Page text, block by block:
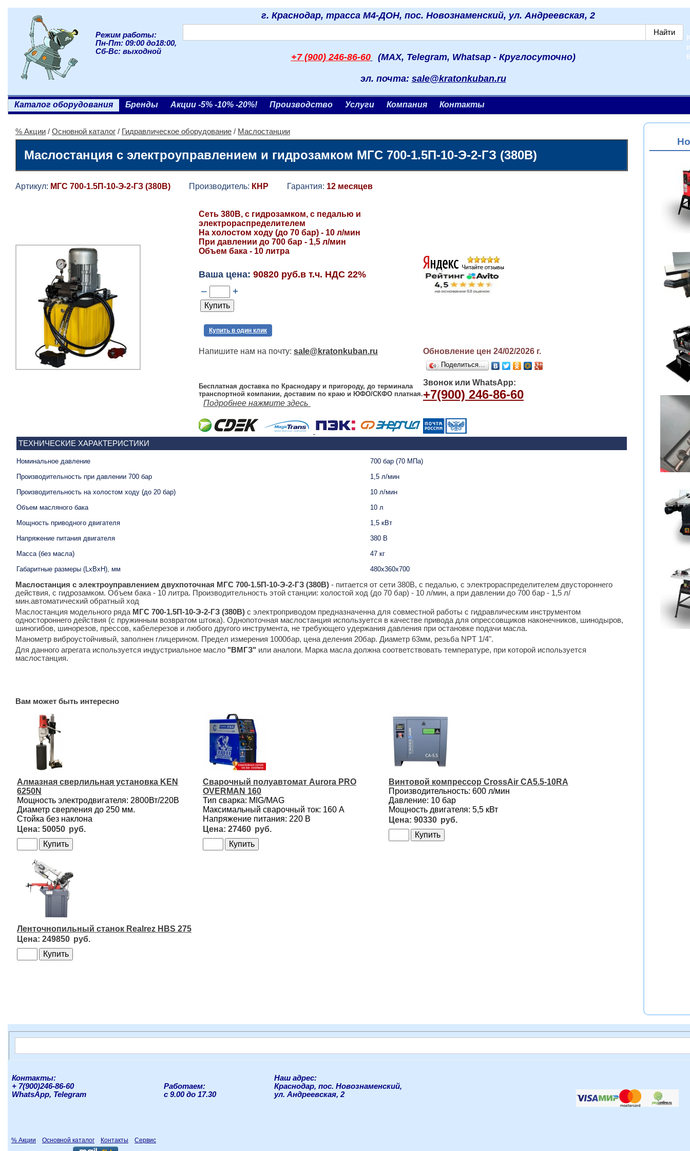
Режим работы:
Пн-Пт: 09:00 до18:00,
Сб-Вс: выходной
г. Краснодар, трасса М4-ДОН, пос. Новознаменский, ул. Андреевская, 2
+7 (900) 246-86-60 (MAX, Telegram, Whatsap - Круглосуточно)
эл. почта: sale@kratonkuban.ru
Каталог оборудования Бренды Акции -5% -10% -20%! Производство Услуги Компания Контакты
% Акции / Основной каталог / Гидравлическое оборудование / Маслостанции
Маслостанция с электроуправлением и гидрозамком МГС 700-1.5П-10-Э-2-ГЗ (380В)
Артикул: МГС 700-1.5П-10-Э-2-ГЗ (380В) Производитель: КНР Гарантия: 12 месяцев
Сеть 380В, с гидрозамком, с педалью и
электрораспределителем
На холостом ходу (до 70 бар) - 10 л/мин
При давлении до 700 бар - 1,5 л/мин
Объем бака - 10 литра
Ваша цена: 90820 руб.в т.ч. НДС 22%
– +
Купить в один клик
Напишите нам на почту: sale@kratonkuban.ru Обновление цен 24/02/2026 г.
Поделиться…
Бесплатная доставка по Краснодару и пригороду, до терминала
транспортной компании, доставим по краю и ЮФО/СКФО платная.
Подробнее нажмите здесь
Звонок или WhatsApp:
+7(900) 246-86-60
ТЕХНИЧЕСКИЕ ХАРАКТЕРИСТИКИ
Номинальное давление
700 бар (70 МПа)
Производительность при давлении 700 бар
1,5 л/мин
Производительность на холостом ходу (до 20 бар)
10 л/мин
Объем масляного бака
10 л
Мощность приводного двигателя
1,5 кВт
Напряжение питания двигателя
380 В
Масса (без масла)
47 кг
Габаритные размеры (LxBхH), мм
480х360х700
Маслостанция с электроуправлением двухпоточная МГС 700-1.5П-10-Э-2-ГЗ (380В) - питается от сети 380В, с педалью, с электрораспределителем двустороннего
действия, с гидрозамком. Объем бака - 10 литра. Производительность этой станции: холостой ход (до 70 бар) - 10 л/мин, а при давлении до 700 бар - 1,5 л/
мин.автоматический обратный ход
Маслостанция модельного ряда МГС 700-1.5П-10-Э-2-ГЗ (380В) с электроприводом предназначенна для совместной работы с гидравлическим инструментом
одностороннего действия (с пружинным возвратом штока). Однопоточная маслостанция используется в качестве привода для опрессовщиков наконечников, шинодыров,
шиногибов, шинорезов, прессов, кабелерезов и любого другого инструмента, не требующего удержания давления при остановке подачи масла.
Манометр виброустойчивый, заполнен глицерином. Предел измерения 1000бар, цена деления 20бар. Диаметр 63мм, резьба NPT 1/4".
Для данного агрегата используется индустриальное масло "ВМГЗ" или аналоги. Марка масла должна соответствовать температуре, при которой используется
маслостанция.
Вам может быть интересно
Алмазная сверлильная установка KEN
6250N
Мощность электродвигателя: 2800Вт/220В
Диаметр сверления до 250 мм.
Стойка без наклона
50050
Сварочный полуавтомат Aurora PRO
OVERMAN 160
Тип сварка: MIG/MAG
Максимальный сварочный ток: 160 А
Напряжение питания: 220 В
27460
Винтовой компрессор CrossAir CA5.5-10RA
Производительность: 600 л/мин
Давление: 10 бар
Мощность двигателя: 5,5 кВт
90330
Ленточнопильный станок Realrez HBS 275
249850
Контакты:
+ 7(900)246-86-60
WhatsApp, Telegram
Работаем:
с 9.00 до 17.30
Наш адрес:
Краснодар, пос. Новознаменский,
ул. Андреевская, 2
% Акции Основной каталог Контакты Сервис